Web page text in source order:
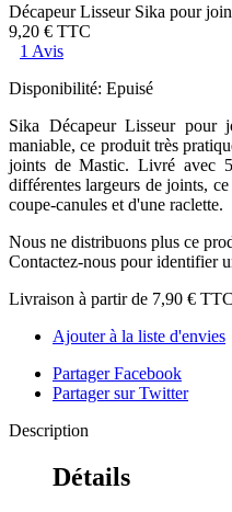
Décapeur Lisseur Sika pour
9,20 € TTC
1 Avis
Disponibilité: Epuisé
Sika Décapeur Lisseur
maniable, ce produit très
joints de Mastic. Livré avec
différentes largeurs de joints,
coupe-canules et d'une raclette.
Nous ne distribuons plus ce
Contactez-nous pour identifier
Livraison à partir de 7,90 € TTC
Ajouter à la liste d'envies
Partager Facebook
Partager sur Twitter
Description
Détails